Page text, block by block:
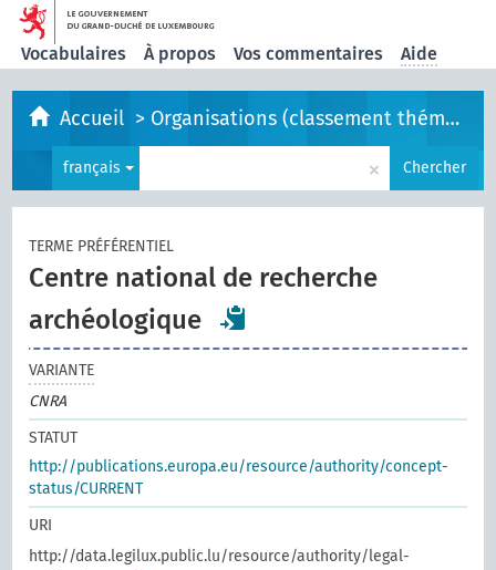
Vocabulaires À propos Vos commentaires Aide
Accueil > Organisations (classement thématique)
français × Chercher
TERME PRÉFÉRENTIEL
Centre national de recherche
archéologique
VARIANTE
CNRA
STATUT
http://publications.europa.eu/resource/authority/concept-
status/CURRENT
URI
http://data.legilux.public.lu/resource/authority/legal-